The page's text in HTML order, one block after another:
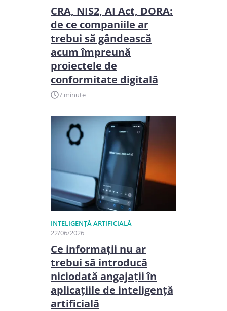
CRA, NIS2, AI Act, DORA:
de ce companiile ar
trebui să gândească
acum împreună
proiectele de
conformitate digitală
7 minute
INTELIGENȚĂ ARTIFICIALĂ
22/06/2026
Ce informații nu ar
trebui să introducă
niciodată angajații în
aplicațiile de inteligență
artificială